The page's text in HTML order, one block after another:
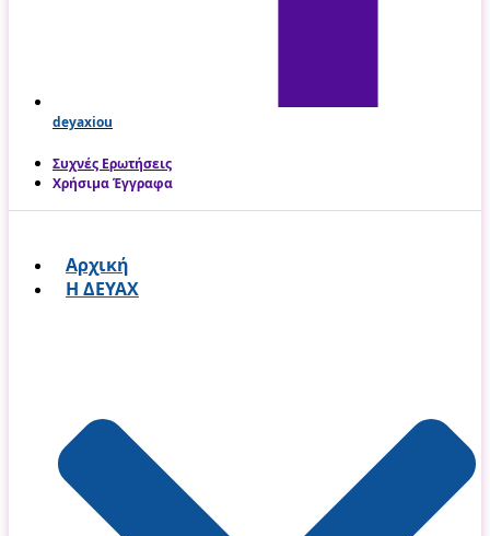
deyaxiou
Συχνές Ερωτήσεις
Χρήσιμα Έγγραφα
Αρχική
Η ΔΕΥΑΧ